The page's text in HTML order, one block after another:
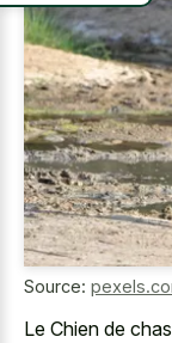
Source:
Le Chien de